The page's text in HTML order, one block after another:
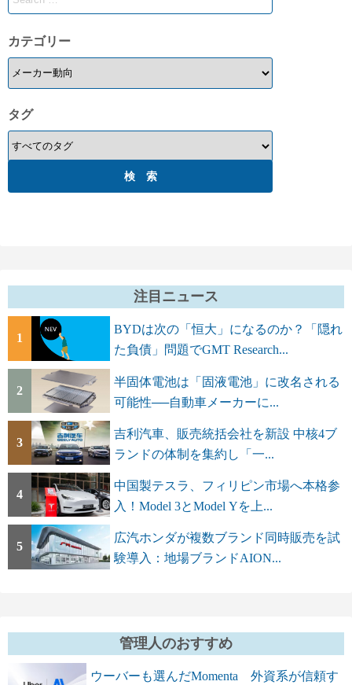
カテゴリー
タグ
注目ニュース
1
BYDは次の「恒大」になるのか？「隠れ
た負債」問題でGMT Research...
2
半固体電池は「固液電池」に改名される
可能性──自動車メーカーに...
3
吉利汽車、販売統括会社を新設 中核4ブ
ランドの体制を集約し「一...
4
中国製テスラ、フィリピン市場へ本格参
入！Model 3とModel Yを上...
5
広汽ホンダが複数ブランド同時販売を試
験導入：地場ブランドAION...
管理人のおすすめ
ウーバーも選んだMomenta 外資系が信頼す